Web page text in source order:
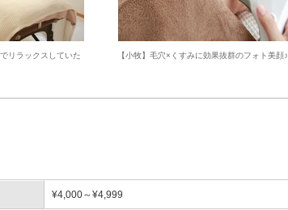
リラックスしていた
【小牧】毛穴×くすみに効果抜群のフォト美顔♪
¥4,000～¥4,999